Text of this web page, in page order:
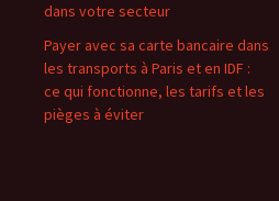
dans votre secteur
Payer avec sa carte bancaire dans
les transports à Paris et en IDF :
ce qui fonctionne, les tarifs et les
pièges à éviter